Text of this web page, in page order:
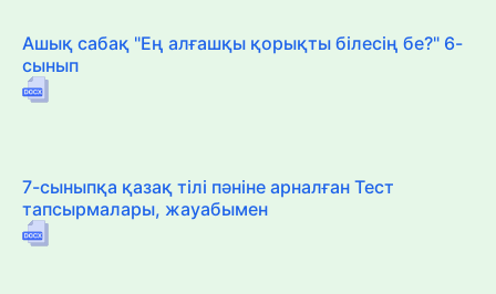
Ашық сабақ "Ең алғашқы қорықты білесің бе?" 6-
сынып
7-сыныпқа қазақ тілі пәніне арналған Тест
тапсырмалары, жауабымен